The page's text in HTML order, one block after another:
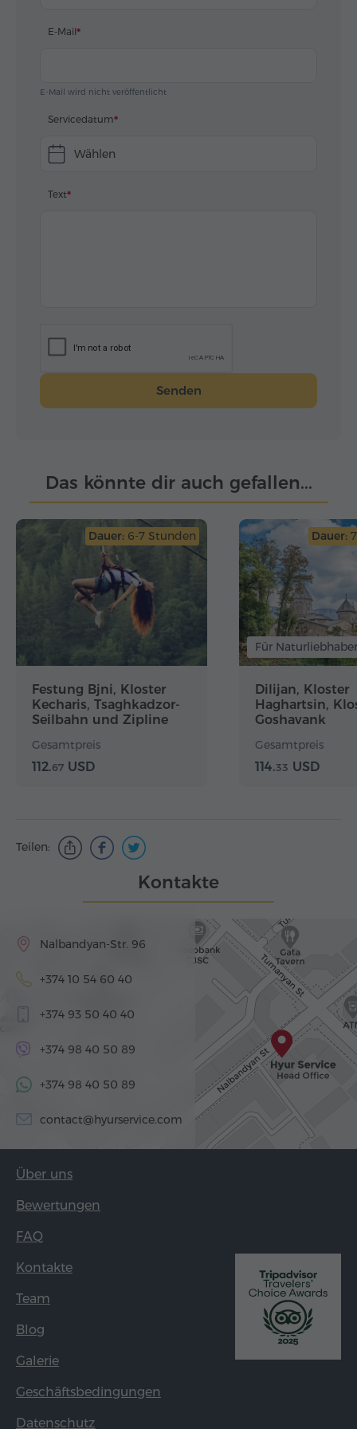
E-Mail
E-Mail wird nicht veröffentlicht
Servicedatum
Wählen
Text
Senden
Das könnte dir auch gefallen...
Dauer: 6-7 Stunden
Festung Bjni, Kloster
Kecharis, Tsaghkadzor-
Seilbahn und Zipline
Gesamtpreis
112.67 USD
Dauer:
Für Naturliebhaber
Dilijan, Kloster
Haghartsin,
Goshavank
Gesamtpreis
114.33 USD
Teilen:
Kontakte
Nalbandyan-Str. 96
+374 10 54 60 40
+374 93 50 40 40
+374 98 40 50 89
+374 98 40 50 89
contact@hyurservice.com
Über uns
Bewertungen
FAQ
Kontakte
Team
Blog
Galerie
Geschäftsbedingungen
Datenschutz